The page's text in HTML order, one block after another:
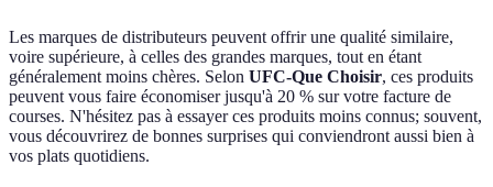
Les marques de distributeurs peuvent offrir une qualité similaire,
voire supérieure, à celles des grandes marques, tout en étant
généralement moins chères. Selon UFC-Que Choisir, ces produits
peuvent vous faire économiser jusqu'à 20 % sur votre facture de
courses. N'hésitez pas à essayer ces produits moins connus; souvent,
vous découvrirez de bonnes surprises qui conviendront aussi bien à
vos plats quotidiens.